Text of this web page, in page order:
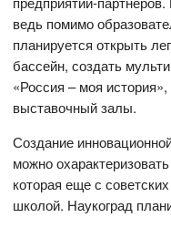
ведь помимо
планируется открыть
бассейн, создать
«Россия – моя
выставочный залы.
Создание
можно
которая еще с
школой. Наукоград